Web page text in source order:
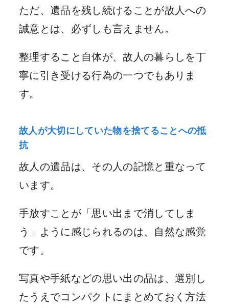
ただ、遺品を残し続けることが故人への
誠意とは、必ずしも言えません。
整理すること自体が、故人の暮らしを丁
寧に引き受ける行為の一つでもありま
す。
故人が大切にしていた物を捨てることへの抵
抗
故人の遺品は、その人の記憶と重なって
います。
手放すことが「思い出まで消してしま
う」ように感じられるのは、自然な感覚
です。
写真や手紙などの思い出の品は、選別し
たうえでコンパクトにまとめておく方法